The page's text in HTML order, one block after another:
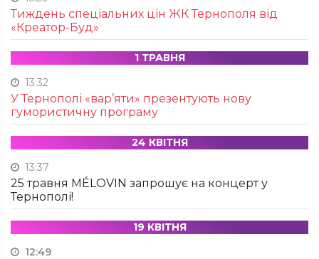
Тиждень спеціальних цін ЖК Тернополя від
«Креатор-Буд»
1 ТРАВНЯ
13:32
У Тернополі «вар’яти» презентують нову
гумористичну програму
24 КВІТНЯ
13:37
25 травня MÉLOVIN запрошує на концерт у
Тернополі!
19 КВІТНЯ
12:49